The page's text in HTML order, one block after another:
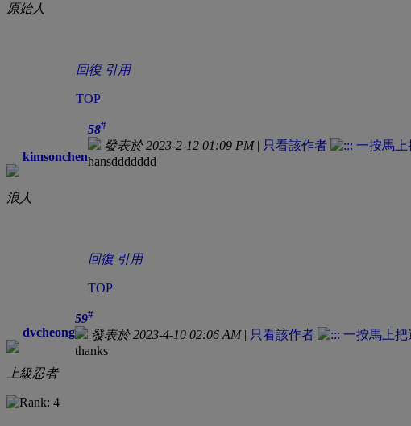
原始人
回復 引用
TOP
kimsonchen
浪人
58#
發表於 2023-2-12 01:09 PM| 只看該作者
hansddddddd
回復 引用
TOP
dvcheong
上級忍者
59#
發表於 2023-4-10 02:06 AM| 只看該作者
thanks